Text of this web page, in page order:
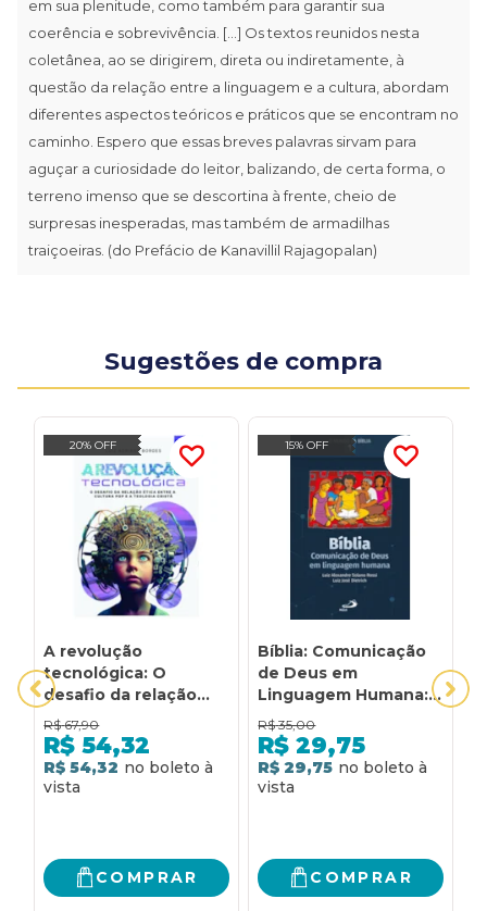
em sua plenitude, como também para garantir sua
coerência e sobrevivência. [...] Os textos reunidos nesta
coletânea, ao se dirigirem, direta ou indiretamente, à
questão da relação entre a linguagem e a cultura, abordam
diferentes aspectos teóricos e práticos que se encontram no
caminho. Espero que essas breves palavras sirvam para
aguçar a curiosidade do leitor, balizando, de certa forma, o
terreno imenso que se descortina à frente, cheio de
surpresas inesperadas, mas também de armadilhas
traiçoeiras. (do Prefácio de Kanavillil Rajagopalan)
Sugestões de compra
20% OFF
A revolução
tecnológica: O
desafio da relação
ética entre a cultura
pop e a Teologia
cristã
R$ 67,90
R$ 54,32
R$ 54,32
COMPRAR
15% OFF
Bíblia: Comunicação
de Deus em
Linguagem Humana:
comunicação de
Deus em linguagem
humana
R$ 35,00
R$ 29,75
R$ 29,75
COMPRAR